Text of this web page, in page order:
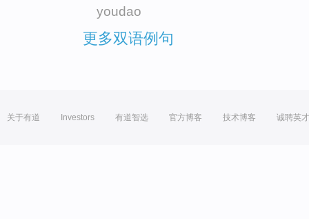
youdao
更多双语例句
关于有道 Investors 有道智选 官方博客 技术博客 诚聘英才